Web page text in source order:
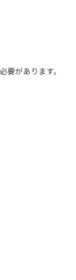
があります。